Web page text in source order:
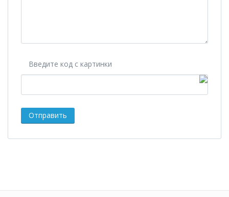
Введите код с картинки